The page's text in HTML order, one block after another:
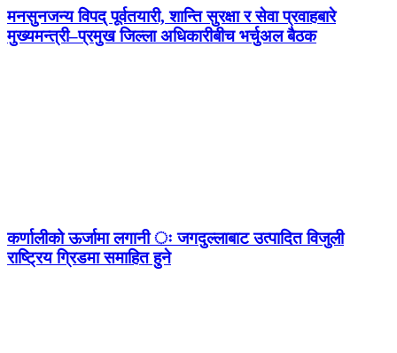
मनसुनजन्य विपद् पूर्वतयारी, शान्ति सुरक्षा र सेवा प्रवाहबारे
मुख्यमन्त्री–प्रमुख जिल्ला अधिकारीबीच भर्चुअल बैठक
कर्णालीको ऊर्जामा लगानी ः जगदुल्लाबाट उत्पादित विजुली
राष्ट्रिय ग्रिडमा समाहित हुने